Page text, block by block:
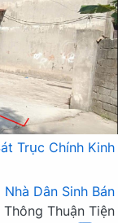
Trục Chính Kinh
Nhà Dân Sinh Bán
Thuận Tiện